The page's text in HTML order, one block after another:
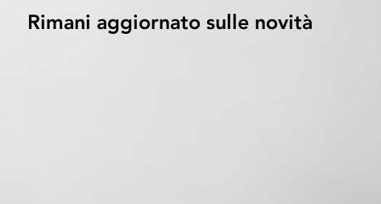
Rimani aggiornato sulle novità